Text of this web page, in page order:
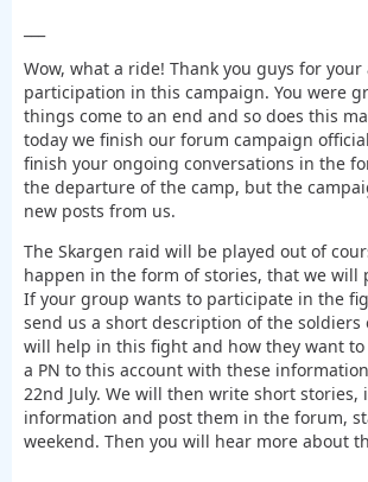
Wow, what a ride! Thank you guys for your
participation in this campaign. You were
things come to an end and so does this
today we finish our forum campaign
finish your ongoing conversations in the
the departure of the camp, but the
new posts from us.
The Skargen raid will be played out of
happen in the form of stories, that we will
If your group wants to participate in the
send us a short description of the soldiers
will help in this fight and how they want
a PN to this account with these
22nd July. We will then write short
information and post them in the forum,
weekend. Then you will hear more about